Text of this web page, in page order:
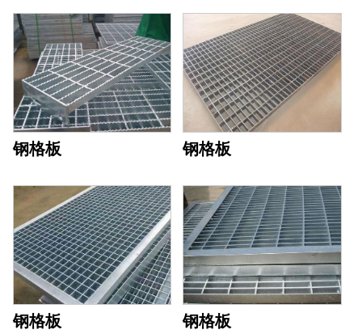
钢格板 钢格板
钢格板 钢格板